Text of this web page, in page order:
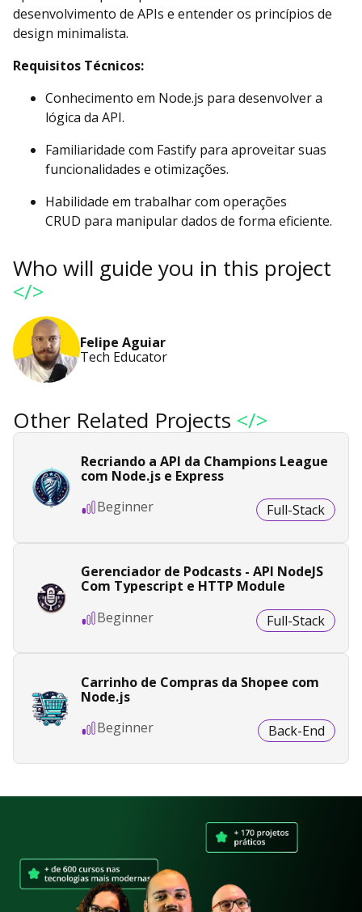
desenvolvimento de APIs e entender os princípios de
design minimalista.
Requisitos Técnicos:
Conhecimento em Node.js para desenvolver a
lógica da API.
Familiaridade com Fastify para aproveitar suas
funcionalidades e otimizações.
Habilidade em trabalhar com operações
CRUD para manipular dados de forma eficiente.
Who will guide you in this project
</>
Felipe Aguiar
Tech Educator
Other Related Projects </>
Recriando a API da Champions League
com Node.js e Express
Beginner
Full-Stack
Gerenciador de Podcasts - API NodeJS
Com Typescript e HTTP Module
Beginner
Full-Stack
Carrinho de Compras da Shopee com
Node.js
Beginner
Back-End